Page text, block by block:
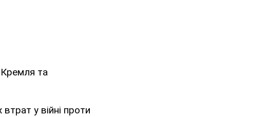
Кремля та
у війні проти